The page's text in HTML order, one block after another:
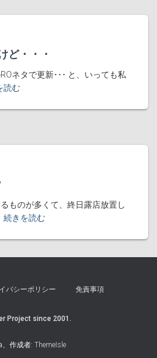
ど・・・
ネタで更新･･･ と、いっても私
読む
ものが多くて、終日露店放置し
続きを読む
バシーポリシー 免責事項
Project since 2001.
、作成者: ThemeIsle